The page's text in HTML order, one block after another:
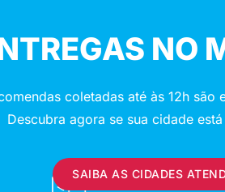
NO
coletadas até às 12h são
Descubra agora se sua cidade
SAIBA AS CIDADES